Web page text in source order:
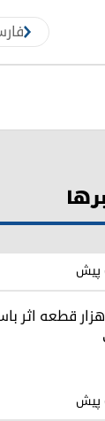
بیش از ۵ هزار قطعه